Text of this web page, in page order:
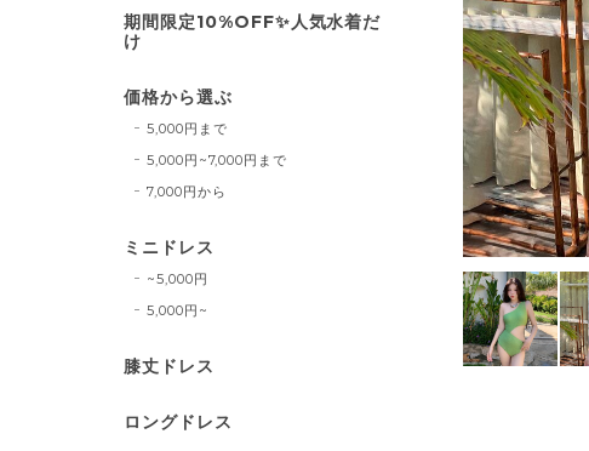
期間限定10%OFF✨人気水着だ
け
価格から選ぶ
5,000円まで
5,000円~7,000円まで
7,000円から
ミニドレス
~5,000円
5,000円~
膝丈ドレス
ロングドレス